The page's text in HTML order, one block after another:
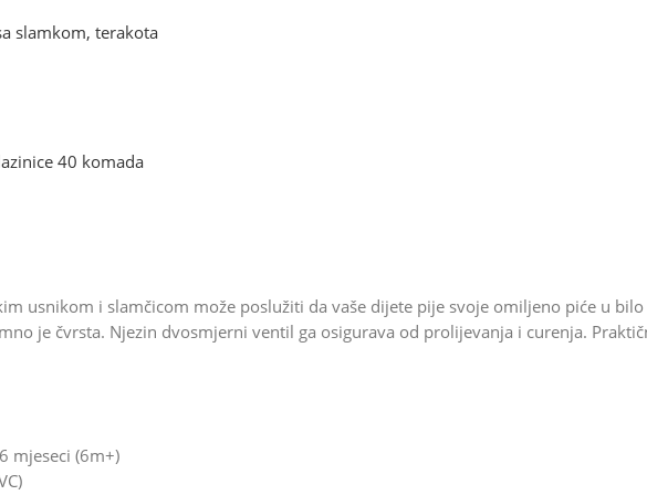
slamkom, terakota
40 komada
usnikom i slamčicom može poslužiti da vaše dijete pije svoje omiljeno piće u
je čvrsta. Njezin dvosmjerni ventil ga osigurava od prolijevanja i curenja.
mjeseci (6m+)